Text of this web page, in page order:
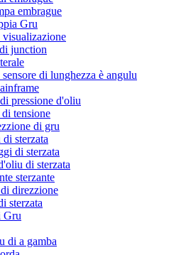
embrague
Gru
junction
di lunghezza è angulu
pressione d'oliu
di tensione
di gru
sterzata
di sterzata
di sterzata
sterzante
direzzione
sterzata
Gru
di a gamba